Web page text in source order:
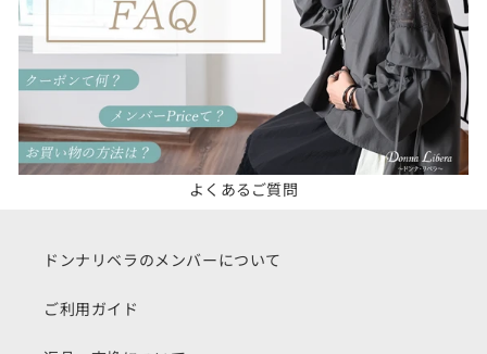
よくあるご質問
ドンナリベラのメンバーについて
ご利用ガイド